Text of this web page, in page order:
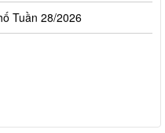
Tuần 28/2026
dự toán năm 2025 theo